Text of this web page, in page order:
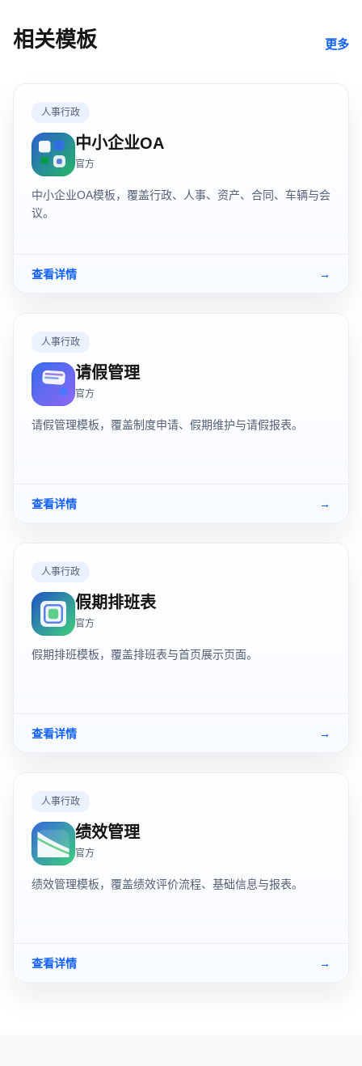
相关模板 更多
人事行政
中小企业OA
官方
中小企业OA模板，覆盖行政、人事、资产、合同、车辆与会
议。
查看详情 →
人事行政
请假管理
官方
请假管理模板，覆盖制度申请、假期维护与请假报表。
查看详情 →
人事行政
假期排班表
官方
假期排班模板，覆盖排班表与首页展示页面。
查看详情 →
人事行政
绩效管理
官方
绩效管理模板，覆盖绩效评价流程、基础信息与报表。
查看详情 →